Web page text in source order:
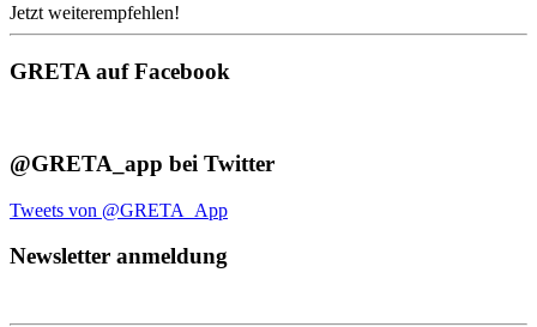
Jetzt weiterempfehlen!
GRETA auf Facebook
@GRETA_app bei Twitter
Tweets von @GRETA_App
Newsletter anmeldung